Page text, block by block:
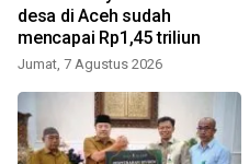
desa di Aceh sudah
mencapai Rp1,45 triliun
Jumat, 7 Agustus 2026